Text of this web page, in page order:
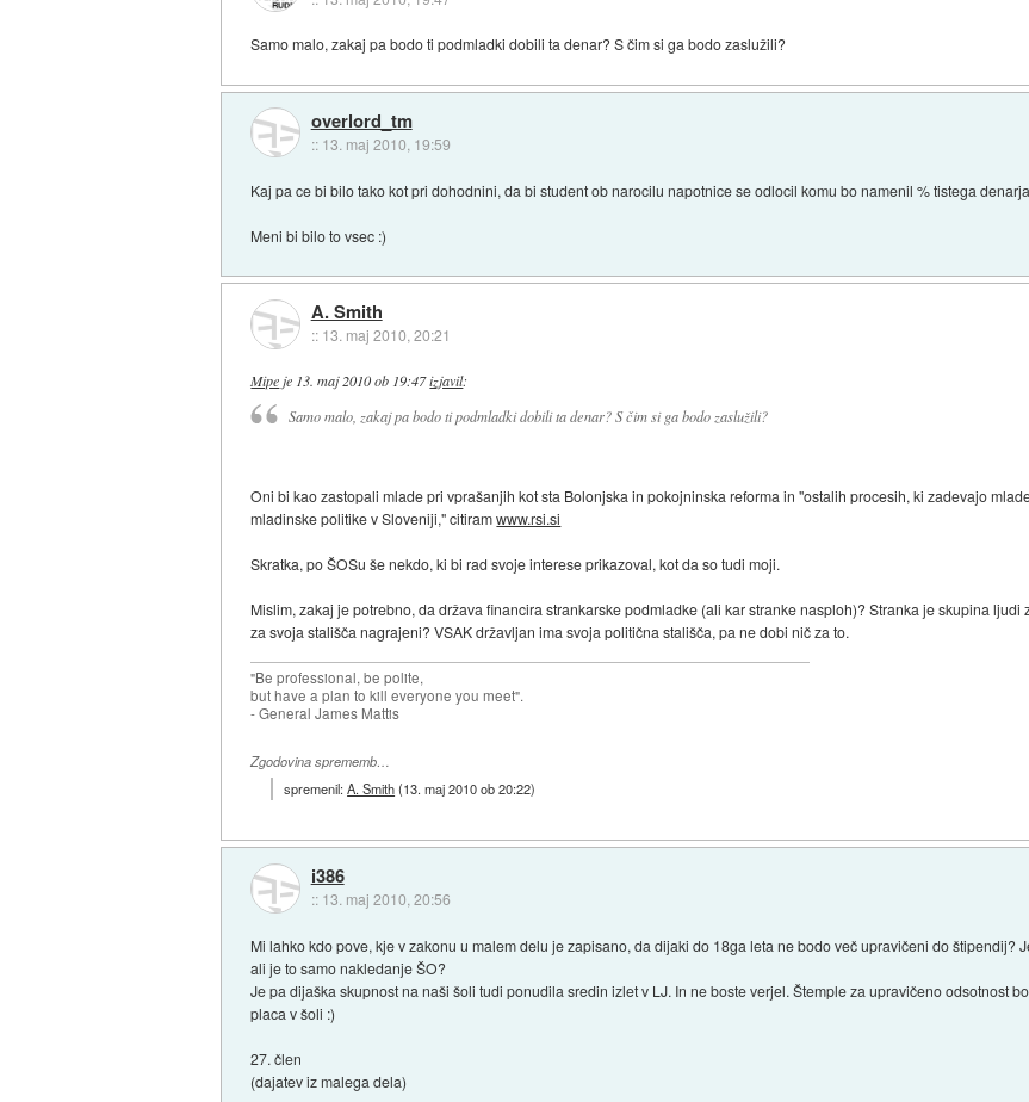
Samo malo, zakaj pa bodo ti podmladki dobili ta denar? S čim si ga bodo zaslužili?
overlord_tm
:: 13. maj 2010, 19:59
Kaj pa ce bi bilo tako kot pri dohodnini, da bi student ob narocilu napotnice se odlocil komu bo namenil % tistega
Meni bi bilo to vsec :)
A. Smith
:: 13. maj 2010, 20:21
Mipe je 13. maj 2010 ob 19:47izjavil:
Samo malo, zakaj pa bodo ti podmladki dobili ta denar? S čim si ga bodo zaslužili?
Oni bi kao zastopali mlade pri vprašanjih kot sta Bolonjska in pokojninska reforma in "ostalih procesih, ki zadevajo
mladinske politike v Sloveniji," citiramwww.rsi.si
Skratka, po ŠOSu še nekdo, ki bi rad svoje interese prikazoval, kot da so tudi moji.
Mislim, zakaj je potrebno, da država financira strankarske podmladke (ali kar stranke nasploh)? Stranka je skupina
za svoja stališča nagrajeni? VSAK državljan ima svoja politična stališča, pa ne dobi nič za to.
"Be professional, be polite,
but have a plan to kill everyone you meet".
- General James Mattis
Zgodovina sprememb…
spremenil:A. Smith(13. maj 2010 ob 20:22)
i386
:: 13. maj 2010, 20:56
Mi lahko kdo pove, kje v zakonu u malem delu je zapisano, da dijaki do 18ga leta ne bodo več upravičeni do štipendij?
ali je to samo nakledanje ŠO?
Je pa dijaška skupnost na naši šoli tudi ponudila sredin izlet v LJ. In ne boste verjel. Štemple za upravičeno odsotnost
placa v šoli :)
27. člen
(dajatev iz malega dela)